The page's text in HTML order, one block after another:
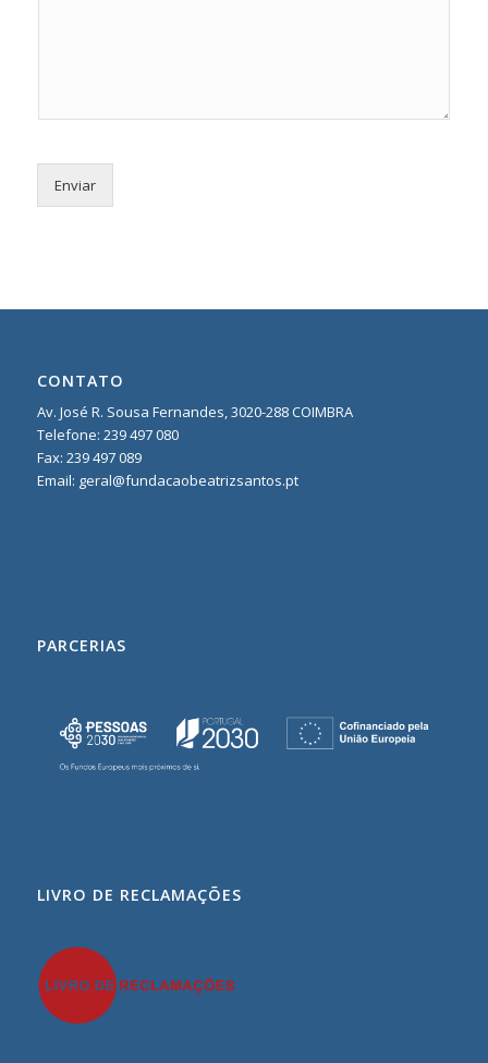
Enviar
CONTATO
Av. José R. Sousa Fernandes, 3020-288 COIMBRA
Telefone: 239 497 080
Fax: 239 497 089
Email: geral@fundacaobeatrizsantos.pt
PARCERIAS
LIVRO DE RECLAMAÇÕES